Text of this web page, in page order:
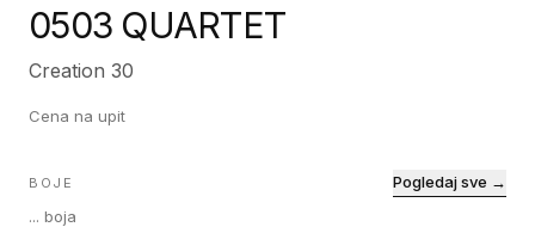
0503 QUARTET
Creation 30
Cena na upit
BOJE
... boja
Pogledaj sve →